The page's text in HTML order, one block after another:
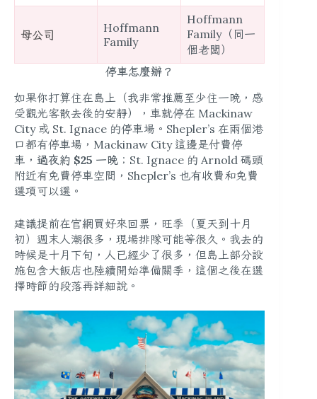
母公司
Hoffmann
Family
Hoffmann
Family（同一
個老闆）
停車怎麼辦？
如果你打算住在島上（我非常推薦至少住一晚，感
受觀光客散去後的安靜），車就停在 Mackinaw
City 或 St. Ignace 的停車場。Shepler’s 在兩個港
口都有停車場，Mackinaw City 這邊是付費停
車， 過夜約 $25 一晚 ；St. Ignace 的 Arnold 碼頭
附近有免費停車空間，Shepler’s 也有收費和免費
選項可以選。
建議提前在官網買好來回票，旺季（夏天到十月
初）週末人潮很多，現場排隊可能等很久。我去的
時候是十月下旬，人已經少了很多，但島上部分設
施包含大飯店也陸續開始準備關季，這個之後在選
擇時節的段落再詳細說。